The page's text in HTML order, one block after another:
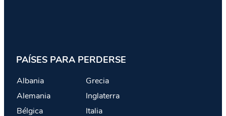
PAÍSES PARA PERDERSE
Albania
Alemania
Bélgica
Grecia
Inglaterra
Italia